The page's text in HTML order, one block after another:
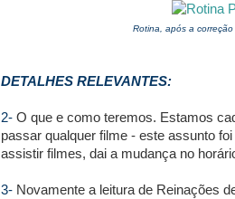
Rotina, após a
DETALHES RELEVANTES:
2- O que e como teremos. Estamos
passar qualquer filme - este assunto
assistir filmes, dai a mudança no
3- Novamente a leitura de Reinações